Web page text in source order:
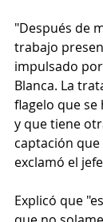
"Después de
trabajo
impulsado
Blanca. La
flagelo que
y que tiene
captación
exclamó el
Explicó que